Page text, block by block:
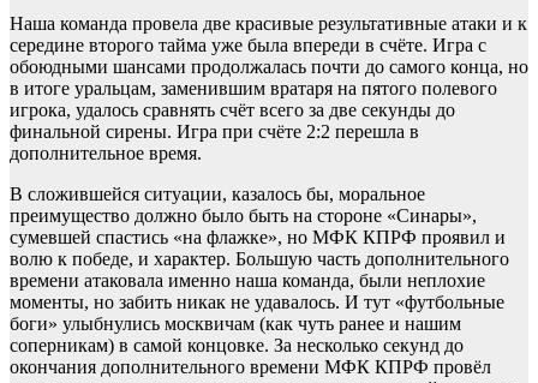
Наша команда провела две красивые результативные атаки и к
середине второго тайма уже была впереди в счёте. Игра с
обоюдными шансами продолжалась почти до самого конца, но
в итоге уральцам, заменившим вратаря на пятого полевого
игрока, удалось сравнять счёт всего за две секунды до
финальной сирены. Игра при счёте 2:2 перешла в
дополнительное время.
В сложившейся ситуации, казалось бы, моральное
преимущество должно было быть на стороне «Синары»,
сумевшей спастись «на флажке», но МФК КПРФ проявил и
волю к победе, и характер. Большую часть дополнительного
времени атаковала именно наша команда, были неплохие
моменты, но забить никак не удавалось. И тут «футбольные
боги» улыбнулись москвичам (как чуть ранее и нашим
соперникам) в самой концовке. За несколько секунд до
окончания дополнительного времени МФК КПРФ провёл